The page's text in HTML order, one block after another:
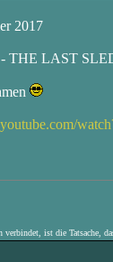
2017
THE LAST
ist die Tatsache,